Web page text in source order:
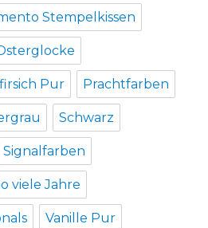
Stempelkissen
Pur Prachtfarben
Schwarz
Signalfarben
viele Jahre
Vanille Pur